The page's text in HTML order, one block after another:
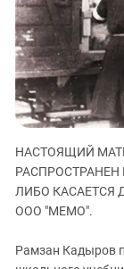
Дагестан
Ингушетия
Кабардино-
Калмыкия
Карачаево-
Краснодарский
Российская
Северная Осетия
НАСТОЯЩИЙ
ЛИБО КАСАЕТСЯ
ООО "МЕМО".
Рамзан Кадыров